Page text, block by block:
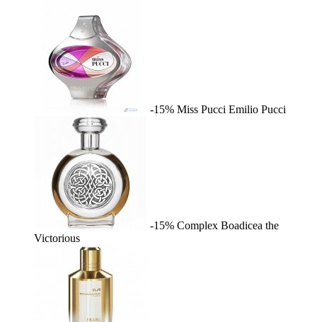
-15% Miss Pucci Emilio Pucci
-15% Complex Boadicea the
Victorious